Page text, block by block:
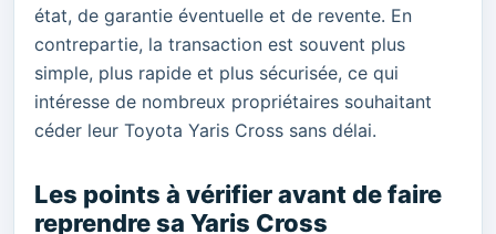
état, de garantie éventuelle et de revente. En
contrepartie, la transaction est souvent plus
simple, plus rapide et plus sécurisée, ce qui
intéresse de nombreux propriétaires souhaitant
céder leur Toyota Yaris Cross sans délai.
Les points à vérifier avant de faire
reprendre sa Yaris Cross